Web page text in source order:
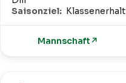
Saisonziel: Klassenerhalt
Mannschaft ↗